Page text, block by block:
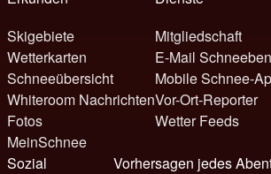
Skigebiete
Wetterkarten
Schneeübersicht
Whiteroom Nachrichten
Fotos
MeinSchnee
Mitgliedschaft
E-Mail
Mobile Schnee-
Vor-Ort-Reporter
Wetter Feeds
Sozial
Vorhersagen jedes